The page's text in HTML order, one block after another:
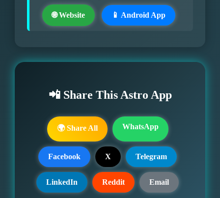
🌐 Website 📱 Android App
📲 Share This Astro App
🌍 Share All WhatsApp
Facebook X Telegram
LinkedIn Reddit Email